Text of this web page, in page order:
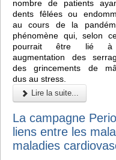
nombre de patients
dents fêlées ou
au cours de la
phénomène qui, selon
pourrait être lié
augmentation des
des grincements de
dus au stress.
Lire la suite...
La campagne
liens entre les
maladies